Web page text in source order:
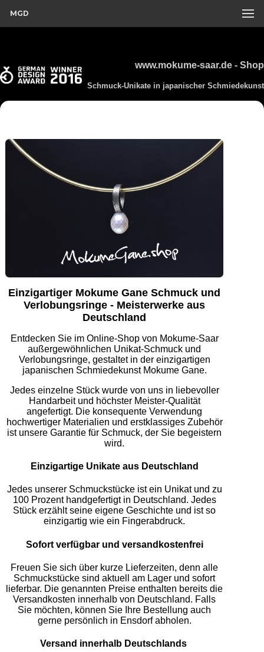
MGD
www.mokume-saar.de - Shop
Schmuck-Unikate in japanischer Schmiedekunst
Einzigartiger Mokume Gane Schmuck und
Verlobungsringe - Meisterwerke aus
Deutschland
Entdecken Sie im Online-Shop von Mokume-Saar
außergewöhnlichen Unikat-Schmuck und
Verlobungsringe, gestaltet in der einzigartigen
japanischen Schmiedekunst Mokume Gane.
Jedes einzelne Stück wurde von uns in liebevoller
Handarbeit und höchster Meister-Qualität
angefertigt. Die konsequente Verwendung
hochwertiger Materialien und erstklassiges Zubehör
ist unsere Garantie für Schmuck, der Sie begeistern
wird.
Einzigartige Unikate aus Deutschland
Jedes unserer Schmuckstücke ist ein Unikat und zu
100 Prozent handgefertigt in Deutschland. Jedes
Stück erzählt seine eigene Geschichte und ist so
einzigartig wie ein Fingerabdruck.
Sofort verfügbar und versandkostenfrei
Freuen Sie sich über kurze Lieferzeiten, denn alle
Schmuckstücke sind aktuell am Lager und sofort
lieferbar. Die genannten Preise enthalten bereits die
Versandkosten innerhalb von Deutschland. Falls
Sie möchten, können Sie Ihre Bestellung auch
gerne persönlich in Ensdorf abholen.
Versand innerhalb Deutschlands